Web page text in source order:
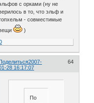
с орками (ну не
в то, что эльф и
- совместимые
)
64
2007-
28 16:17:07
По